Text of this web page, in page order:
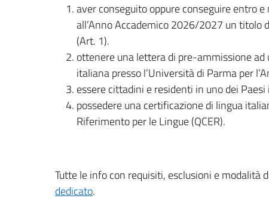
aver conseguito oppure conseguire entro
all’Anno Accademico 2026/2027 un titolo
(Art. 1).
ottenere una lettera di pre-ammissione ad
italiana presso l’Università di Parma per
essere cittadini e residenti in uno dei Paesi
possedere una certificazione di lingua
Riferimento per le Lingue (QCER).
Tutte le info con requisiti, esclusioni e modalità
dedicato.